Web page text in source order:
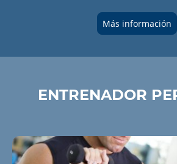
Más información
ENTRENADOR